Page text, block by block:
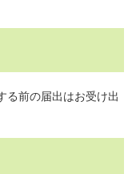
前の届出はお受け出